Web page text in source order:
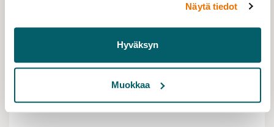
Näytä tiedot
Hyväksyn
Muokkaa
Ravintola Lasipalatsi, 2. kerros
25.04.2024 klo 08:00 - 09:30